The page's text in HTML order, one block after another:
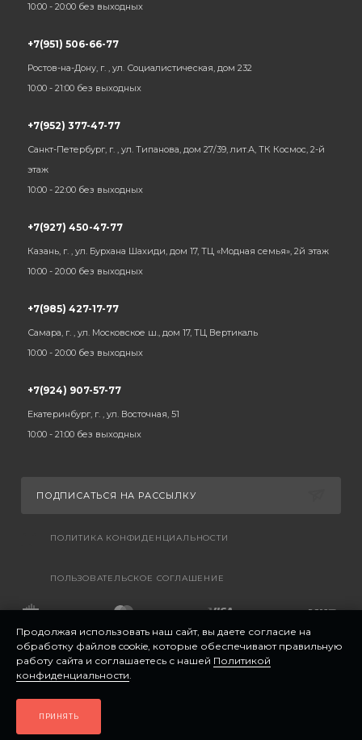
10:00 - 20:00 без выходных
+7(951) 506-66-77
Ростов-на-Дону, г. , ул. Социалистическая, дом 232
10:00 - 21:00 без выходных
+7(952) 377-47-77
Санкт-Петербург, г. , ул. Типанова, дом 27/39, лит.А, ТК Космос, 2-й
этаж
10:00 - 22:00 без выходных
+7(927) 450-47-77
Казань, г. , ул. Бурхана Шахиди, дом 17, ТЦ «Модная семья», 2й этаж
10:00 - 20:00 без выходных
+7(985) 427-17-77
Самара, г. , ул. Московское ш., дом 17, ТЦ Вертикаль
10:00 - 20:00 без выходных
+7(924) 907-57-77
Екатеринбург, г. , ул. Восточная, 51
10:00 - 21:00 без выходных
ПОДПИСАТЬСЯ НА РАССЫЛКУ
ПОЛИТИКА КОНФИДЕНЦИАЛЬНОСТИ
ПОЛЬЗОВАТЕЛЬСКОЕ СОГЛАШЕНИЕ
Продолжая использовать наш сайт, вы даете согласие на
обработку файлов cookie, которые обеспечивают правильную
работу сайта и соглашаетесь с нашей Политикой
конфиденциальности.
ПРИНЯТЬ